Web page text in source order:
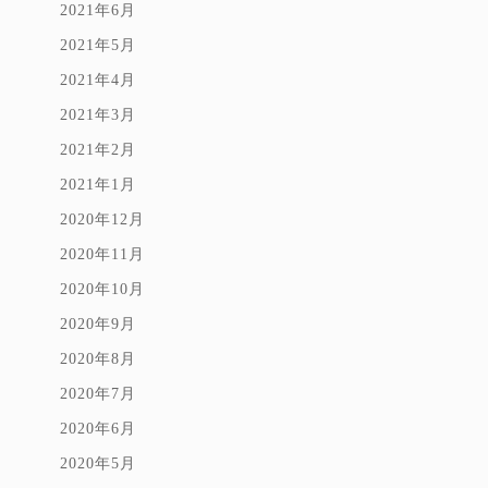
2021年6月
2021年5月
2021年4月
2021年3月
2021年2月
2021年1月
2020年12月
2020年11月
2020年10月
2020年9月
2020年8月
2020年7月
2020年6月
2020年5月